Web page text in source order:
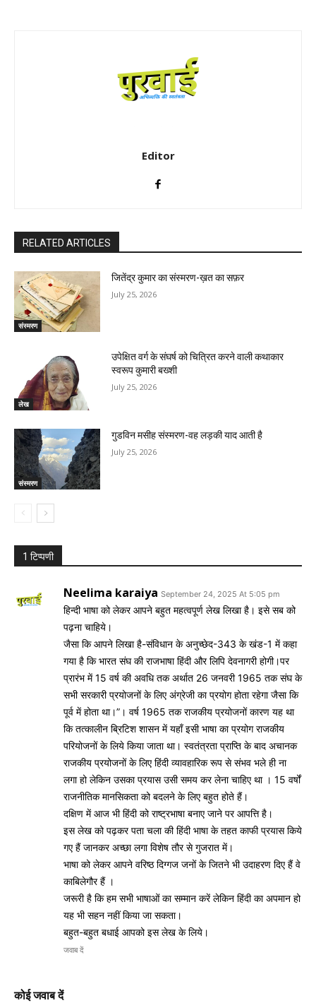
Editor
RELATED ARTICLES
संस्मरण
जितेंद्र कुमार का संस्मरण-ख़त का सफ़र
July 25, 2026
लेख
उपेक्षित वर्ग के संघर्ष को चित्रित करने वाली कथाकार
स्वरूप कुमारी बख्शी
July 25, 2026
संस्मरण
गुडविन मसीह संस्मरण-वह लड़की याद आती है
July 25, 2026
1 टिप्पणी
Neelima karaiya September 24, 2025 At 5:05 pm
हिन्दी भाषा को लेकर आपने बहुत महत्वपूर्ण लेख लिखा है। इसे सब को
पढ़ना चाहिये।
जैसा कि आपने लिखा है-संविधान के अनुच्छेद-343 के खंड-1 में कहा
गया है कि भारत संघ की राजभाषा हिंदी और लिपि देवनागरी होगी।पर
प्रारंभ में 15 वर्ष की अवधि तक अर्थात 26 जनवरी 1965 तक संघ के
सभी सरकारी प्रयोजनों के लिए अंग्रेजी का प्रयोग होता रहेगा जैसा कि
पूर्व में होता था।”। वर्ष 1965 तक राजकीय प्रयोजनों कारण यह था
कि तत्कालीन ब्रिटिश शासन में यहाँ इसी भाषा का प्रयोग राजकीय
परियोजनों के लिये किया जाता था। स्वतंत्रता प्राप्ति के बाद अचानक
राजकीय प्रयोजनों के लिए हिंदी व्यावहारिक रूप से संभव भले ही ना
लगा हो लेकिन उसका प्रयास उसी समय कर लेना चाहिए था । 15 वर्षों
राजनीतिक मानसिकता को बदलने के लिए बहुत होते हैं।
दक्षिण में आज भी हिंदी को राष्ट्रभाषा बनाए जाने पर आपत्ति है।
इस लेख को पढ़कर पता चला की हिंदी भाषा के तहत काफी प्रयास किये
गए हैं जानकर अच्छा लगा विशेष तौर से गुजरात में।
भाषा को लेकर आपने वरिष्ठ दिग्गज जनों के जितने भी उदाहरण दिए हैं वे
काबिलेगौर हैं ।
जरूरी है कि हम सभी भाषाओं का सम्मान करें लेकिन हिंदी का अपमान हो
यह भी सहन नहीं किया जा सकता।
बहुत-बहुत बधाई आपको इस लेख के लिये।
जवाब दें
कोई जवाब दें